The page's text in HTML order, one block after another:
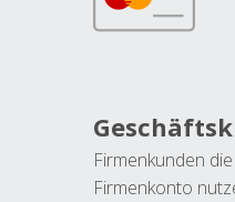
Firmenkunden
Firmenkonto